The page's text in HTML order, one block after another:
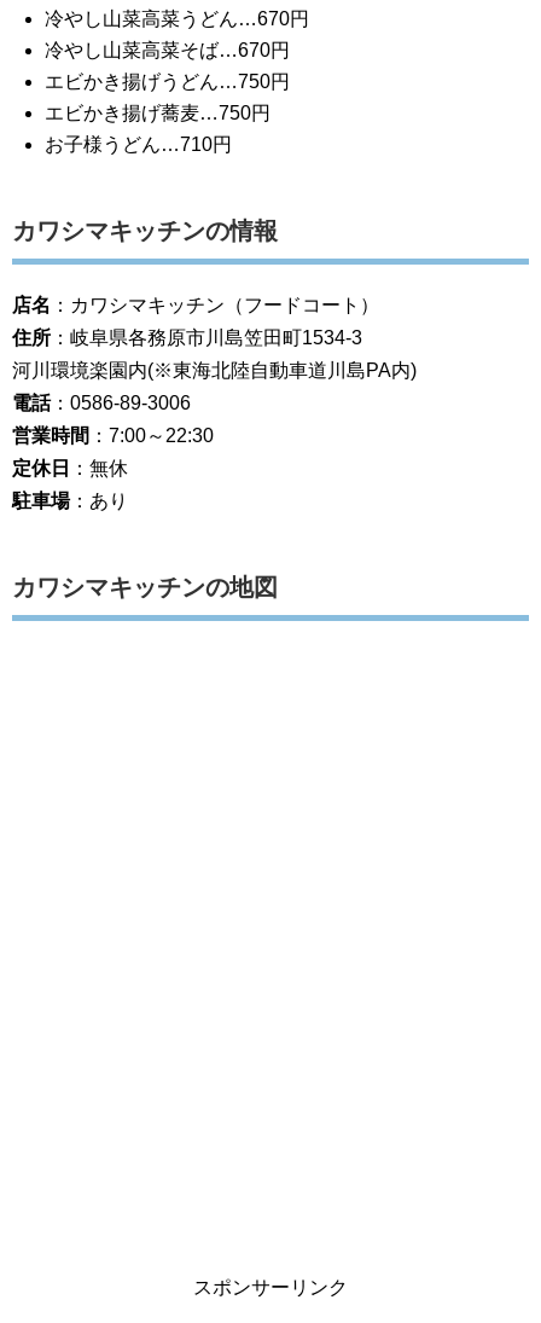
冷やし山菜高菜うどん…670円
冷やし山菜高菜そば…670円
エビかき揚げうどん…750円
エビかき揚げ蕎麦…750円
お子様うどん…710円
カワシマキッチンの情報
店名 ：カワシマキッチン（フードコート）
住所 ：岐阜県各務原市川島笠田町1534-3
河川環境楽園内(※東海北陸自動車道川島PA内)
電話：0586-89-3006
営業時間 ：7:00～22:30
定休日
：無休
駐車場：あり
カワシマキッチンの地図
スポンサーリンク